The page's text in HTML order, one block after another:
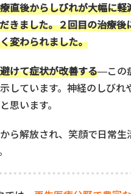
直後からしびれが大幅に
きました。２回目の治療
変わられました。
けて症状が改善する—この
しています。神経のしび
思います。
ら解放され、笑顔で日常